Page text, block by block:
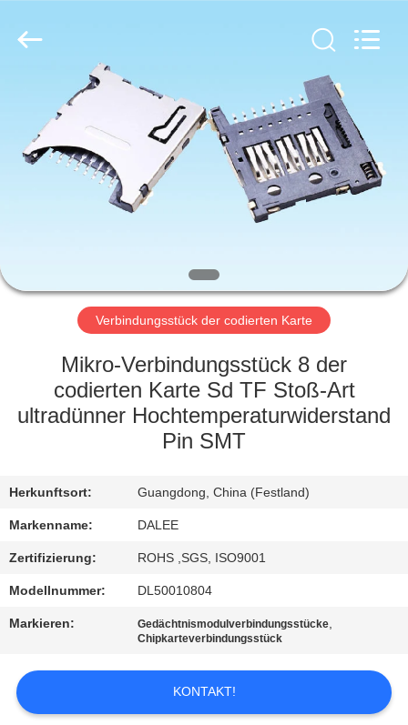
HAUS
PRODUKTE
FABRIK-
AUSFLUG
QUALITÄTSKONTROLLE
MIT
UNS
IN
VERBINDUNG
SIE
EIN
Rights
Reserved.
Verbindungsstück der codierten Karte
Mikro-Verbindungsstück 8 der
codierten Karte Sd TF Stoß-Art
ultradünner Hochtemperaturwiderstand
Pin SMT
Herkunftsort: Guangdong, China (Festland)
Markenname: DALEE
Zertifizierung: ROHS ,SGS, ISO9001
Modellnummer: DL50010804
Markieren: Gedächtnismodulverbindungsstücke,
Chipkarteverbindungsstück
KONTAKT!